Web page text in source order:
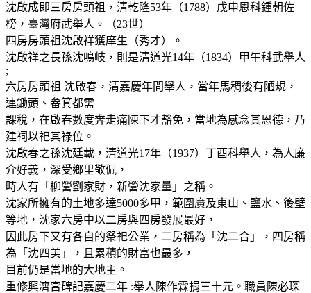
沈啟成即三房房頭祖，清乾隆53年（1788）戊申恩科鍾朝佐
榜，臺灣府武舉人。（23世）
四房房頭祖沈啟祥獲庠生（秀才）。
沈啟祥之長孫沈鳴岐，則是清道光14年（1834）甲午科武舉人
;
六房房頭祖 沈啟春，清嘉慶年間舉人，當年馬稠後有陋規，
連鋤頭、畚箕都需
課稅，在啟春數度奔走痛陳下才豁免，當地為感念其恩德，乃
建祠以祀其祿位。
沈啟春之孫沈廷載，清道光17年（1937）丁酉科舉人，為人廉
介好義，深受鄉里敬佩，
時人有「柳營劉家財，新營沈家量」之稱。
沈家所擁有的土地多達5000多甲，範圍廣及東山、鹽水、後壁
等地，沈家六房中以二房與四房發展最好，
因此房下又有各自的祭祀公業，二房稱為「沈二合」，四房稱
為「沈四美」，且累積的財富也最多，
目前仍是當地的大地主。
重修興濟宮碑記嘉慶二年 :舉人陳作霖捐三十元。職員陳必琛